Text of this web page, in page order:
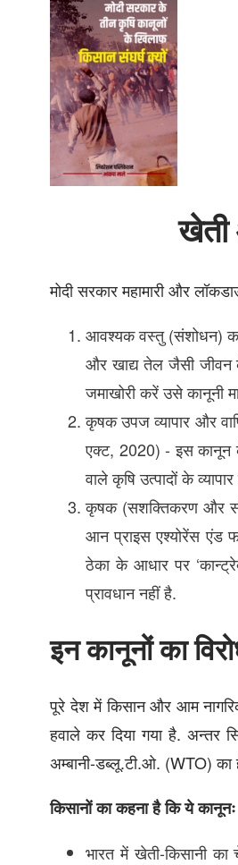
खेती
मोदी सरकार महामारी और
आवश्यक वस्तु (संशोधन)
और खाद्य तेल जैसी जीवन
जमाखोरी करें उसे कानूनी
कृषक उपज व्यापार और
एक्ट, 2020) - इस कानून के
वाले कृषि उत्पादों के
कृषक (सशक्तिकरण और
आन प्राइस एश्योरेंस एंड
ठेका के आधार पर
प्रावधान नहीं है.
इन कानूनों का
पूरे देश में किसान और आम
हवाले कर दिया गया है. अन्तर
अम्बानी-डब्लू.टी.ओ. (WTO) का
किसानों का कहना है कि ये कानूनः
भारत में खेती-किसानी